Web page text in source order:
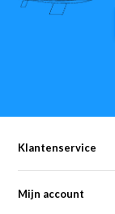
Klantenservice
Mijn account